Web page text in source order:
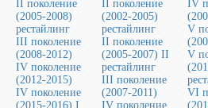
II поколение
(2005-2008)
рестайлинг
III поколение
(2008-2012)
IV поколение
(2012-2015)
IV поколение
(2015-2016) I
II поколение
(2002-2005)
рестайлинг
II поколение
(2005-2007) II
рестайлинг
III поколение
(2007-2011)
IV поколение
IV
V
V
VI